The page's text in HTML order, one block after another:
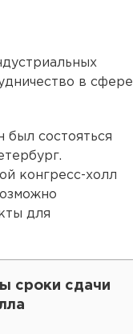
в сфере
состояться
конгресс-холл
для
сроки сдачи